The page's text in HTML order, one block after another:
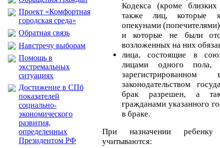
Проект «Комфортная
городская среда»
Обратная связь
Навстречу выборам
Помощь в
экстремальных
ситуациях
Достижение в СПб
показателей
социально-
экономического
развития,
определенных
Президентом РФ
Кодекса (кроме
также лиц, которые
опекунами
и которые не были
возложенных на них
лица, состоящие в
лицами одного пола,
законодательством
брак разрешен, а
гражданами указанного
в браке.
При назначении ребенку
учитываются: